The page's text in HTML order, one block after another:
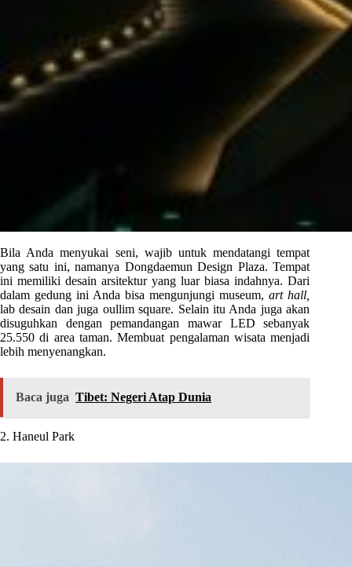
Bila Anda menyukai seni, wajib untuk mendatangi tempat
yang satu ini, namanya Dongdaemun Design Plaza. Tempat
ini memiliki desain arsitektur yang luar biasa indahnya. Dari
dalam gedung ini Anda bisa mengunjungi museum,art hall,
lab desain dan juga oullim square. Selain itu Anda juga akan
disuguhkan dengan pemandangan mawar LED sebanyak
25.550 di area taman. Membuat pengalaman wisata menjadi
lebih menyenangkan.
Baca juga Tibet: Negeri Atap Dunia
2. Haneul Park